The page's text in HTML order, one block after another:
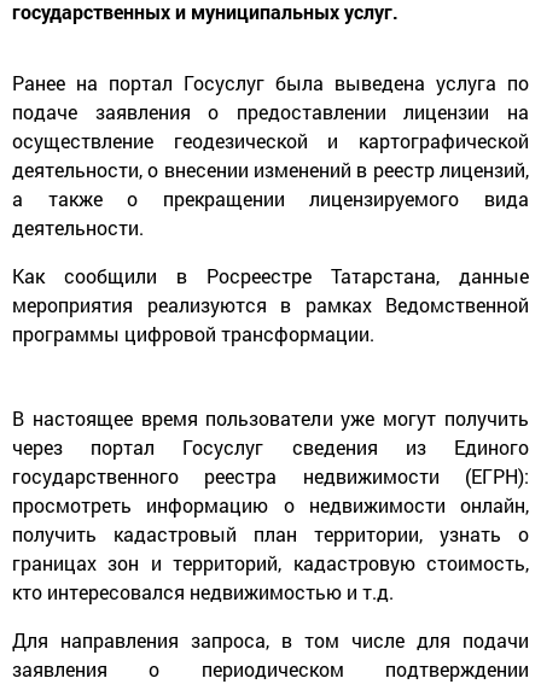
государственных и муниципальных услуг.
Ранее на портал Госуслуг была выведена услуга по
подаче заявления о предоставлении лицензии на
осуществление геодезической и картографической
деятельности, о внесении изменений в реестр лицензий,
а также о прекращении лицензируемого вида
деятельности.
Как сообщили в Росреестре Татарстана, данные
мероприятия реализуются в рамках Ведомственной
программы цифровой трансформации.
В настоящее время пользователи уже могут получить
через портал Госуслуг сведения из Единого
государственного реестра недвижимости (ЕГРН):
просмотреть информацию о недвижимости онлайн,
получить кадастровый план территории, узнать о
границах зон и территорий, кадастровую стоимость,
кто интересовался недвижимостью и т.д.
Для направления запроса, в том числе для подачи
заявления о периодическом подтверждении